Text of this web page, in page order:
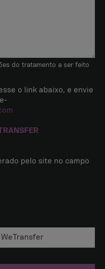
do tratamento a ser feito
o link abaixo, e envie
pelo site no campo